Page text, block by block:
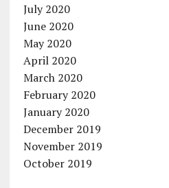
July 2020
June 2020
May 2020
April 2020
March 2020
February 2020
January 2020
December 2019
November 2019
October 2019